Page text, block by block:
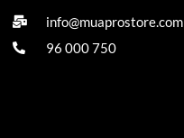
info@muaprostore.com
96 000 750